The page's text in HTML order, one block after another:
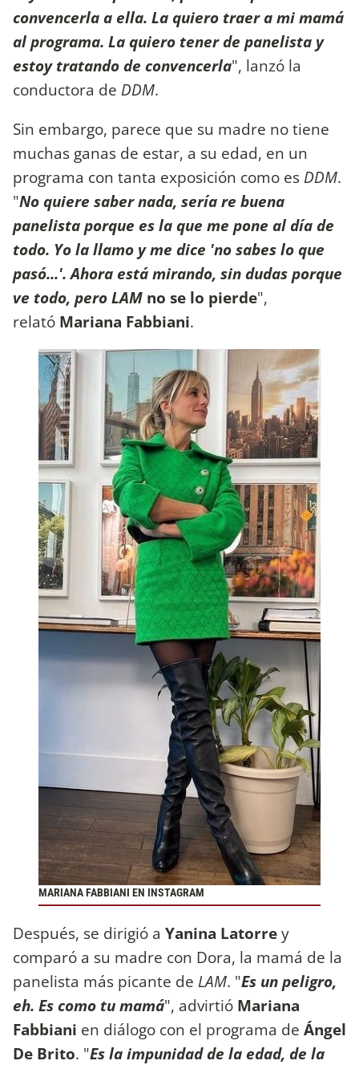
convencerla a ella. La quiero traer a mi mamá
al programa. La quiero tener de panelista y
estoy tratando de convencerla", lanzó la
conductora de DDM.
Sin embargo, parece que su madre no tiene
muchas ganas de estar, a su edad, en un
programa con tanta exposición como es DDM.
"No quiere saber nada, sería re buena
panelista porque es la que me pone al día de
todo. Yo la llamo y me dice 'no sabes lo que
pasó...'. Ahora está mirando, sin dudas porque
ve todo, pero LAM no se lo pierde",
relató Mariana Fabbiani.
MARIANA FABBIANI EN INSTAGRAM
Después, se dirigió a Yanina Latorrey
comparó a su madre con Dora, la mamá de la
panelista más picante de LAM. "Es un peligro,
eh. Es como tu mamá", advirtió Mariana
Fabbiani en diálogo con el programa de Ángel
De Brito. "Es la impunidad de la edad, de la